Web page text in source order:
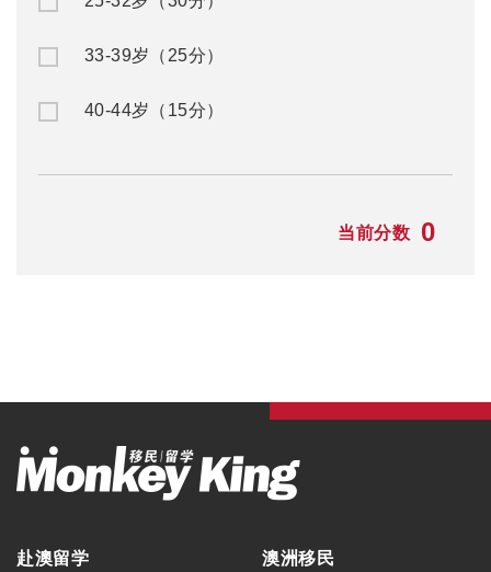
33-39岁（25分）
40-44岁（15分）
当前分数 0
赴澳留学 澳洲移民